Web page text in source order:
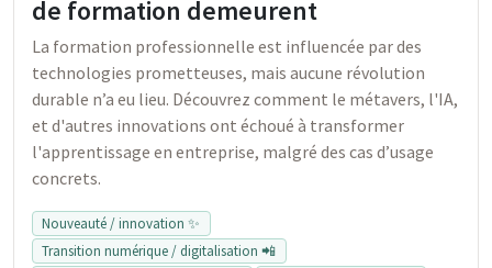
de formation demeurent
La formation professionnelle est influencée par des
technologies prometteuses, mais aucune révolution
durable n’a eu lieu. Découvrez comment le métavers, l'IA,
et d'autres innovations ont échoué à transformer
l'apprentissage en entreprise, malgré des cas d’usage
concrets.
Nouveauté / innovation ✨
Transition numérique / digitalisation 📲